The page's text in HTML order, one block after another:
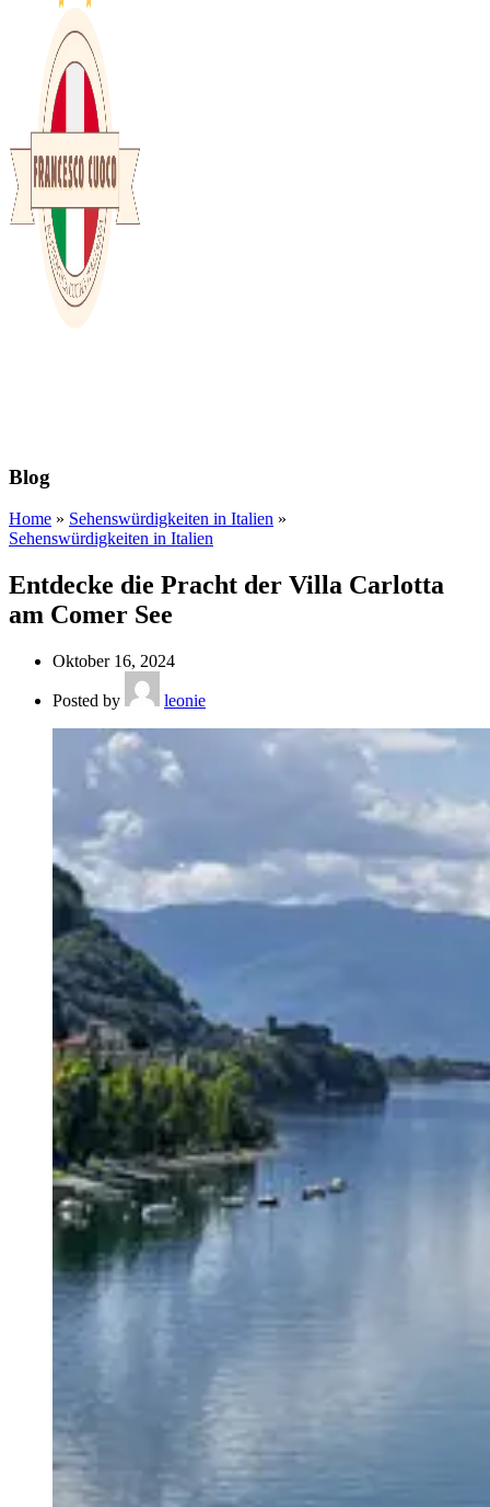
Blog
Home » Sehenswürdigkeiten in Italien »
Sehenswürdigkeiten in Italien
Entdecke die Pracht der Villa Carlotta
am Comer See
Oktober 16, 2024
Posted by leonie